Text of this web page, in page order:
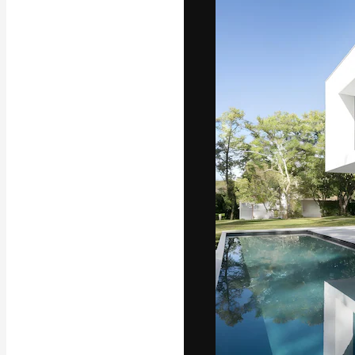
La
migliori lavori.
creativi,
Italiano
Copyright ©